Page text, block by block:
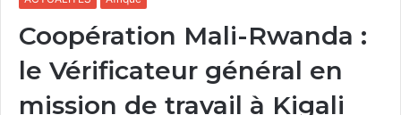
Coopération Mali-Rwanda :
le Vérificateur général en
mission de travail à Kigali